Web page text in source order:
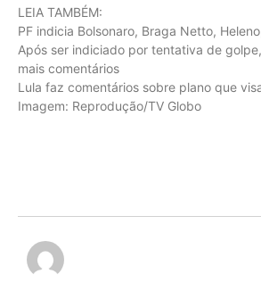
LEIA TAMBÉM:
PF indicia Bolsonaro, Braga Netto,
Após ser indiciado por tentativa de
mais comentários
Lula faz comentários sobre plano que
Imagem: Reprodução/TV Globo